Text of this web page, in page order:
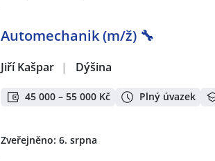
Automechanik (m/ž) 🔧
Jiří Kašpar | Dýšina
45 000 – 55 000 Kč Plný úvazek
Zveřejněno: 6. srpna